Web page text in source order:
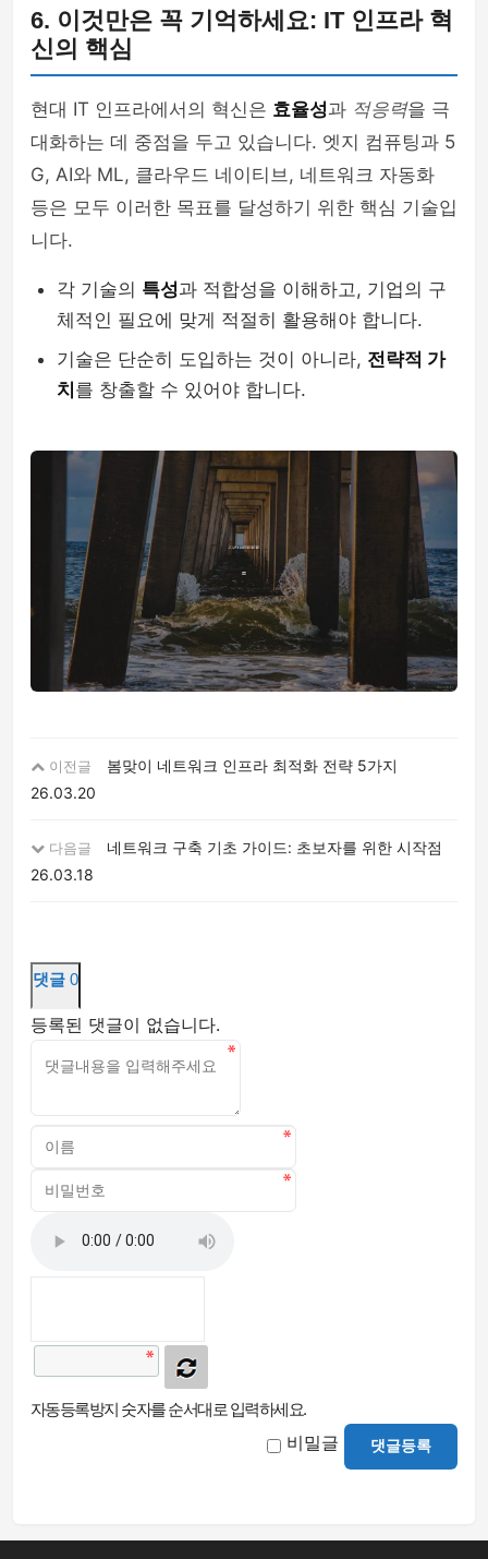
6. 이것만은 꼭 기억하세요: IT 인프라 혁
신의 핵심
현대 IT 인프라에서의 혁신은 효율성과 적응력을 극
대화하는 데 중점을 두고 있습니다. 엣지 컴퓨팅과 5
G, AI와 ML, 클라우드 네이티브, 네트워크 자동화
등은 모두 이러한 목표를 달성하기 위한 핵심 기술입
니다.
각 기술의 특성과 적합성을 이해하고, 기업의 구
체적인 필요에 맞게 적절히 활용해야 합니다.
기술은 단순히 도입하는 것이 아니라, 전략적 가
치 를 창출할 수 있어야 합니다.
이전글
봄맞이 네트워크 인프라 최적화 전략 5가지
26.03.20
다음글
네트워크 구축 기초 가이드: 초보자를 위한 시작점
26.03.18
댓글 0
등록된 댓글이 없습니다.
자동등록방지 숫자를 순서대로 입력하세요.
비밀글 댓글등록